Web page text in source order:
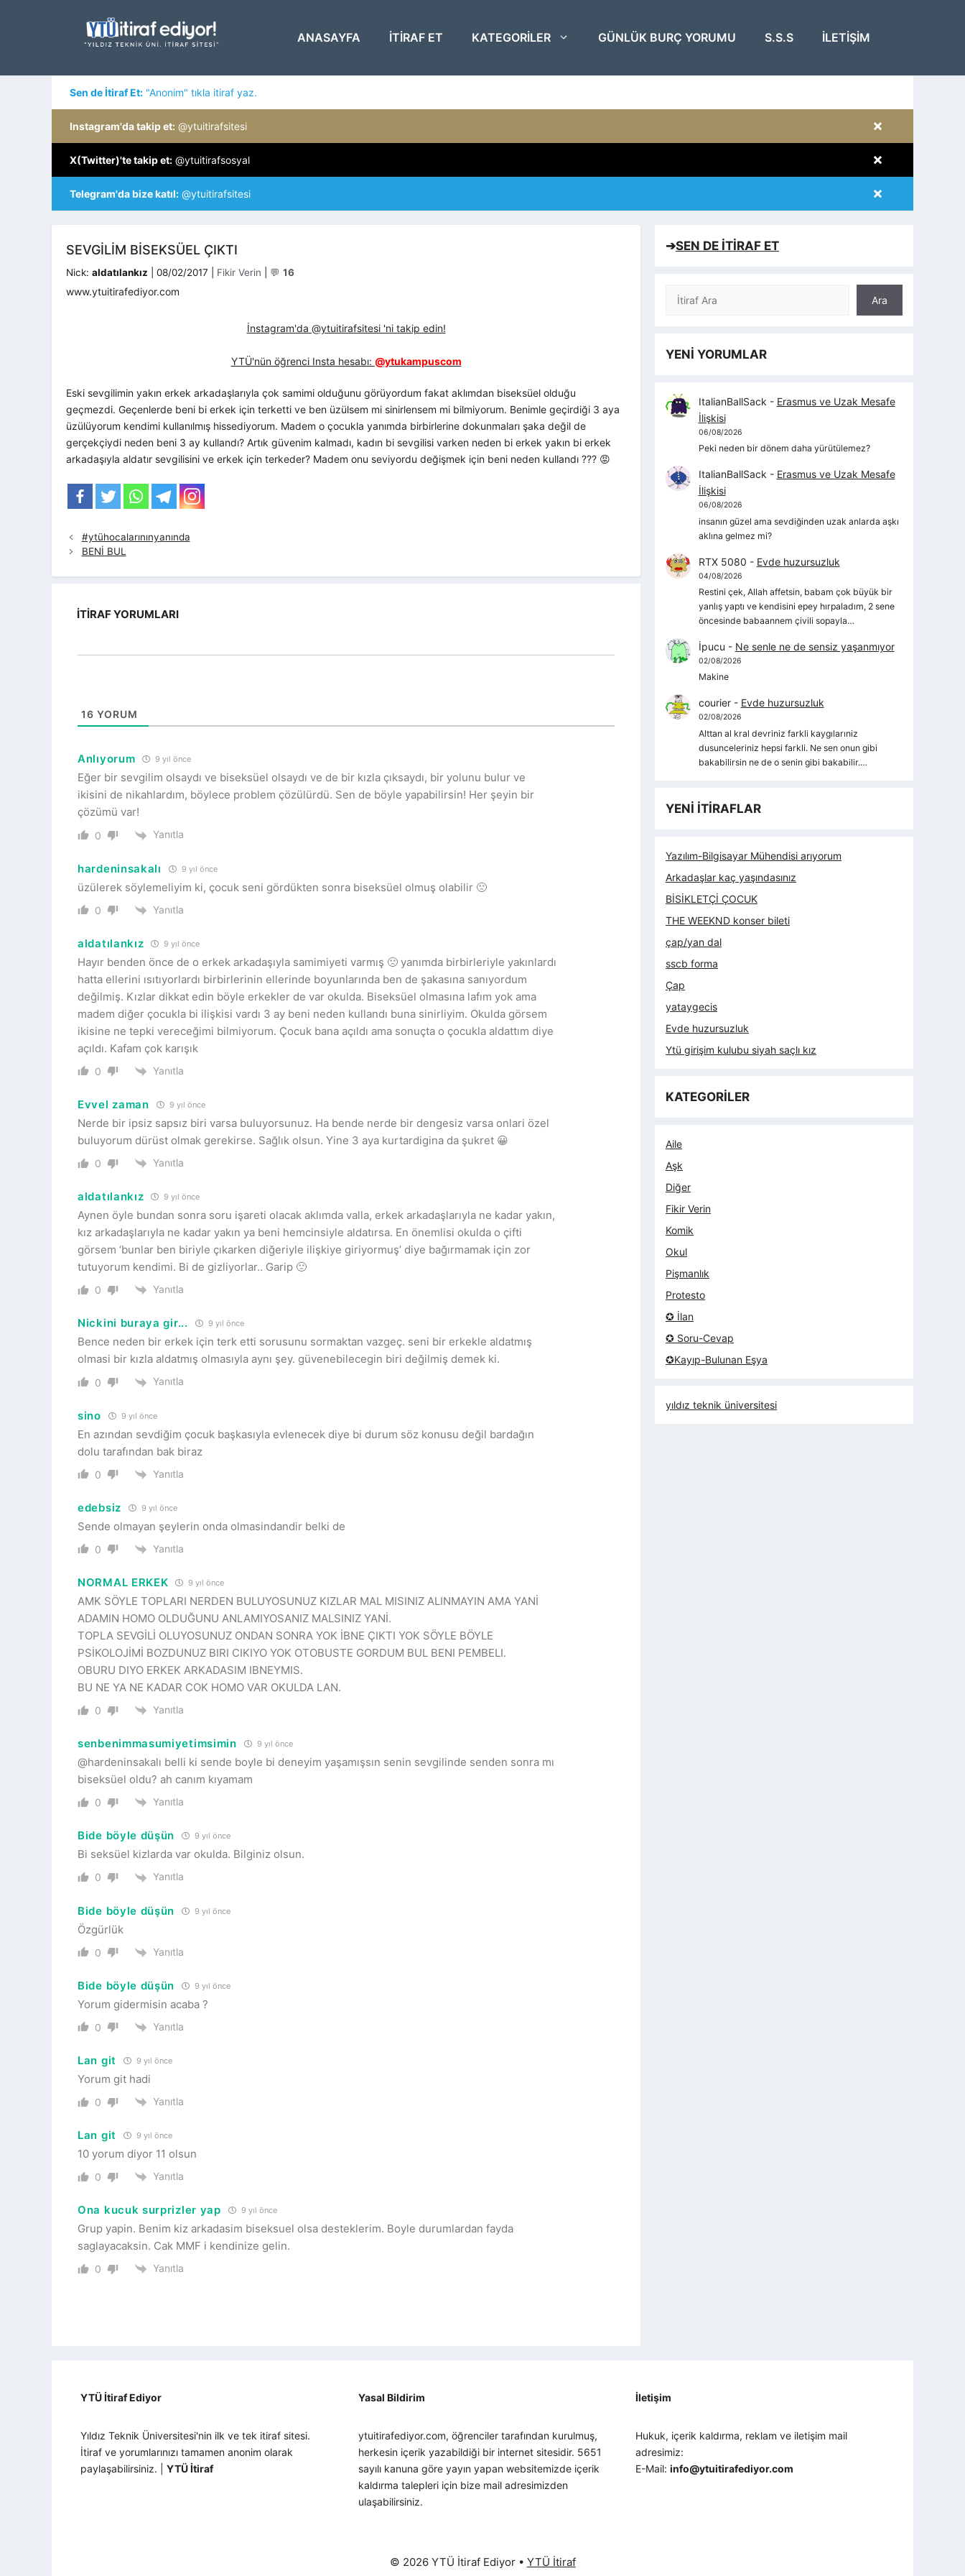
ANASAYFA ITIRAF ET KATEGORILER GÜNLÜK BURÇ YORUMU S.S.S İLETIŞIM
Sen de İtiraf Et: "Anonim" tıkla itiraf yaz.
×
Instagram'da takip et: @ytuitirafsitesi
×
X(Twitter)'te takip et: @ytuitirafsosyal
×
Telegram'da bize katıl: @ytuitirafsitesi
SEVGILIM BISEKSÜEL ÇIKTI
Nick: aldatılankız 08/02/2017 Kategoriler
Fikir Verin 💬 16
www.ytuitirafediyor.com
İnstagram'da @ytuitirafsitesi 'ni takip edin!
YTÜ'nün öğrenci Insta hesabı: @ytukampuscom
Eski sevgilimin yakın erkek arkadaşlarıyla çok samimi olduğunu görüyordum fakat aklımdan biseksüel olduğu
geçmezdi. Geçenlerde beni bi erkek için terketti ve ben üzülsem mi sinirlensem mi bilmiyorum. Benimle geçirdiği 3 aya
üzülüyorum kendimi kullanılmış hissediyorum. Madem o çocukla yanımda birbirlerine dokunmaları şaka değil de
gerçekçiydi neden beni 3 ay kullandı? Artık güvenim kalmadı, kadın bi sevgilisi varken neden bi erkek yakın bi erkek
arkadaşıyla aldatır sevgilisini ve erkek için terkeder? Madem onu seviyordu değişmek için beni neden kullandı ??? 😡
#ytühocalarınınyanında
BENİ BUL
İTIRAF YORUMLARI
16 YORUM
Anlıyorum 9 yıl önce
Eğer bir sevgilim olsaydı ve biseksüel olsaydı ve de bir kızla çıksaydı, bir yolunu bulur ve
ikisini de nikahlardım, böylece problem çözülürdü. Sen de böyle yapabilirsin! Her şeyin bir
çözümü var!
0 Yanıtla
hardeninsakalı 9 yıl önce
üzülerek söylemeliyim ki, çocuk seni gördükten sonra biseksüel olmuş olabilir 🙁
0 Yanıtla
aldatılankız 9 yıl önce
Hayır benden önce de o erkek arkadaşıyla samimiyeti varmış 🙁 yanımda birbirleriyle yakınlardı
hatta ellerini ısıtıyorlardı birbirlerinin ellerinde boyunlarında ben de şakasına sanıyordum
değilmiş. Kızlar dikkat edin böyle erkekler de var okulda. Biseksüel olmasına lafım yok ama
madem diğer çocukla bi ilişkisi vardı 3 ay beni neden kullandı buna sinirliyim. Okulda görsem
ikisine ne tepki vereceğimi bilmiyorum. Çocuk bana açıldı ama sonuçta o çocukla aldattım diye
açıldı. Kafam çok karışık
0 Yanıtla
Evvel zaman 9 yıl önce
Nerde bir ipsiz sapsız biri varsa buluyorsunuz. Ha bende nerde bir dengesiz varsa onlari özel
buluyorum dürüst olmak gerekirse. Sağlık olsun. Yine 3 aya kurtardigina da şukret 😀
0 Yanıtla
aldatılankız 9 yıl önce
Aynen öyle bundan sonra soru işareti olacak aklımda valla, erkek arkadaşlarıyla ne kadar yakın,
kız arkadaşlarıyla ne kadar yakın ya beni hemcinsiyle aldatırsa. En önemlisi okulda o çifti
görsem ‘bunlar ben biriyle çıkarken diğeriyle ilişkiye giriyormuş’ diye bağırmamak için zor
tutuyorum kendimi. Bi de gizliyorlar.. Garip 🙁
0 Yanıtla
Nickini buraya gir... 9 yıl önce
Bence neden bir erkek için terk etti sorusunu sormaktan vazgeç. seni bir erkekle aldatmış
olmasi bir kızla aldatmış olmasıyla aynı şey. güvenebilecegin biri değilmiş demek ki.
0 Yanıtla
sino 9 yıl önce
En azından sevdiğim çocuk başkasıyla evlenecek diye bi durum söz konusu değil bardağın
dolu tarafından bak biraz
0 Yanıtla
edebsiz 9 yıl önce
Sende olmayan şeylerin onda olmasindandir belki de
0 Yanıtla
NORMAL ERKEK 9 yıl önce
AMK SÖYLE TOPLARI NERDEN BULUYOSUNUZ KIZLAR MAL MISINIZ ALINMAYIN AMA YANİ
ADAMIN HOMO OLDUĞUNU ANLAMIYOSANIZ MALSINIZ YANİ.
TOPLA SEVGİLİ OLUYOSUNUZ ONDAN SONRA YOK İBNE ÇIKTI YOK SÖYLE BÖYLE
PSİKOLOJİMİ BOZDUNUZ BIRI CIKIYO YOK OTOBUSTE GORDUM BUL BENI PEMBELI.
OBURU DIYO ERKEK ARKADASIM IBNEYMIS.
BU NE YA NE KADAR COK HOMO VAR OKULDA LAN.
0 Yanıtla
senbenimmasumiyetimsimin 9 yıl önce
@hardeninsakalı belli ki sende boyle bi deneyim yaşamışsın senin sevgilinde senden sonra mı
biseksüel oldu? ah canım kıyamam
0 Yanıtla
Bide böyle düşün 9 yıl önce
Bi seksüel kizlarda var okulda. Bilginiz olsun.
0 Yanıtla
Bide böyle düşün 9 yıl önce
Özgürlük
0 Yanıtla
Bide böyle düşün 9 yıl önce
Yorum gidermisin acaba ?
0 Yanıtla
Lan git 9 yıl önce
Yorum git hadi
0 Yanıtla
Lan git 9 yıl önce
10 yorum diyor 11 olsun
0 Yanıtla
Ona kucuk surprizler yap 9 yıl önce
Grup yapin. Benim kiz arkadasim biseksuel olsa desteklerim. Boyle durumlardan fayda
saglayacaksin. Cak MMF i kendinize gelin.
0 Yanıtla
➔SEN DE İTİRAF ET
Ara
Ara
YENİ YORUMLAR
ItalianBallSack - Erasmus ve Uzak Mesafe
İlişkisi
06/08/2026
Peki neden bir dönem daha yürütülemez?
ItalianBallSack - Erasmus ve Uzak Mesafe
İlişkisi
06/08/2026
insanın güzel ama sevdiğinden uzak anlarda aşkı
aklına gelmez mi?
RTX 5080 - Evde huzursuzluk
04/08/2026
Restini çek, Allah affetsin, babam çok büyük bir
yanlış yaptı ve kendisini epey hırpaladım, 2 sene
öncesinde babaannem çivili sopayla…
İpucu - Ne senle ne de sensiz yaşanmıyor
02/08/2026
Makine
courier- Evde huzursuzluk
02/08/2026
Alttan al kral devriniz farkli kaygılarıniz
dusunceleriniz hepsi farkli. Ne sen onun gibi
bakabilirsin ne de o senin gibi bakabilir.…
YENİ İTİRAFLAR
Yazılım-Bilgisayar Mühendisi arıyorum
Arkadaşlar kaç yaşındasınız
BİSİKLETÇİ ÇOCUK
THE WEEKND konser bileti
çap/yan dal
sscb forma
Çap
yataygecis
Evde huzursuzluk
Ytü girişim kulubu siyah saçlı kız
KATEGORİLER
Aile
Aşk
Diğer
Fikir Verin
Komik
Okul
Pişmanlık
Protesto
✪ İlan
✪ Soru-Cevap
✪Kayıp-Bulunan Eşya
yıldız teknik üniversitesi
YTÜ İtiraf Ediyor
Yıldız Teknik Üniversitesi'nin ilk ve tek itiraf sitesi.
İtiraf ve yorumlarınızı tamamen anonim olarak
paylaşabilirsiniz. | YTÜ İtiraf
Yasal Bildirim
ytuitirafediyor.com, öğrenciler tarafından kurulmuş,
herkesin içerik yazabildiği bir internet sitesidir. 5651
sayılı kanuna göre yayın yapan websitemizde içerik
kaldırma talepleri için bize mail adresimizden
ulaşabilirsiniz.
İletişim
Hukuk, içerik kaldırma, reklam ve iletişim mail
adresimiz:
E-Mail:info@ytuitirafediyor.com
© 2026 YTÜ İtiraf Ediyor• YTÜ İtiraf